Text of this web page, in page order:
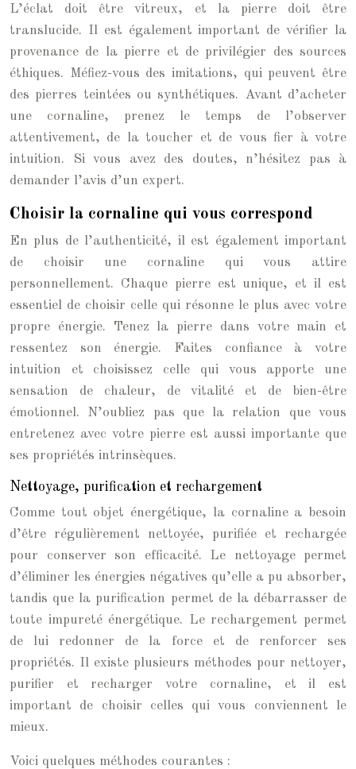
L’éclat doit être vitreux, et la pierre doit être
translucide. Il est également important de vérifier la
provenance de la pierre et de privilégier des sources
éthiques. Méfiez-vous des imitations, qui peuvent être
des pierres teintées ou synthétiques. Avant d’acheter
une cornaline, prenez le temps de l’observer
attentivement, de la toucher et de vous fier à votre
intuition. Si vous avez des doutes, n’hésitez pas à
demander l’avis d’un expert.
Choisir la cornaline qui vous correspond
En plus de l’authenticité, il est également important
de choisir une cornaline qui vous attire
personnellement. Chaque pierre est unique, et il est
essentiel de choisir celle qui résonne le plus avec votre
propre énergie. Tenez la pierre dans votre main et
ressentez son énergie. Faites confiance à votre
intuition et choisissez celle qui vous apporte une
sensation de chaleur, de vitalité et de bien-être
émotionnel. N’oubliez pas que la relation que vous
entretenez avec votre pierre est aussi importante que
ses propriétés intrinsèques.
Nettoyage, purification et rechargement
Comme tout objet énergétique, la cornaline a besoin
d’être régulièrement nettoyée, purifiée et rechargée
pour conserver son efficacité. Le nettoyage permet
d’éliminer les énergies négatives qu’elle a pu absorber,
tandis que la purification permet de la débarrasser de
toute impureté énergétique. Le rechargement permet
de lui redonner de la force et de renforcer ses
propriétés. Il existe plusieurs méthodes pour nettoyer,
purifier et recharger votre cornaline, et il est
important de choisir celles qui vous conviennent le
mieux.
Voici quelques méthodes courantes :